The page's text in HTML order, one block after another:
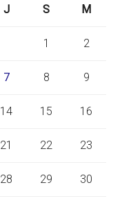
J S M
1 2
7 8 9
14 15 16
21 22 23
28 29 30